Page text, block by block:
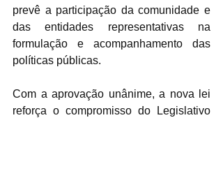
prevê a participação da comunidade e
das entidades representativas na
formulação e acompanhamento das
políticas públicas.
Com a aprovação unânime, a nova lei
reforça o compromisso do Legislativo